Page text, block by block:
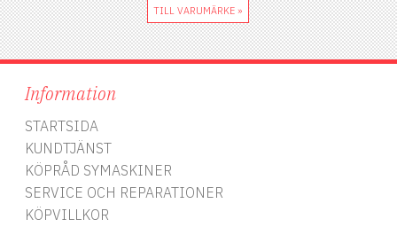
TILL VARUMÄRKE »
Information
STARTSIDA
KUNDTJÄNST
KÖPRÅD SYMASKINER
SERVICE OCH REPARATIONER
KÖPVILLKOR